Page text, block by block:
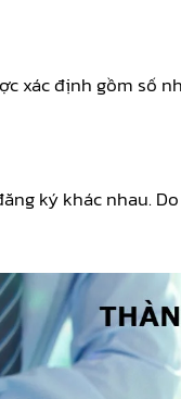
xác định gồm
ký khác nhau.